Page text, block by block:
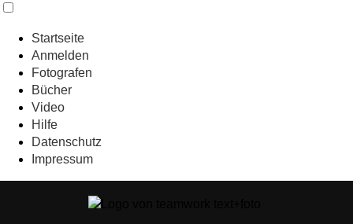
Startseite
Anmelden
Fotografen
Bücher
Video
Hilfe
Datenschutz
Impressum